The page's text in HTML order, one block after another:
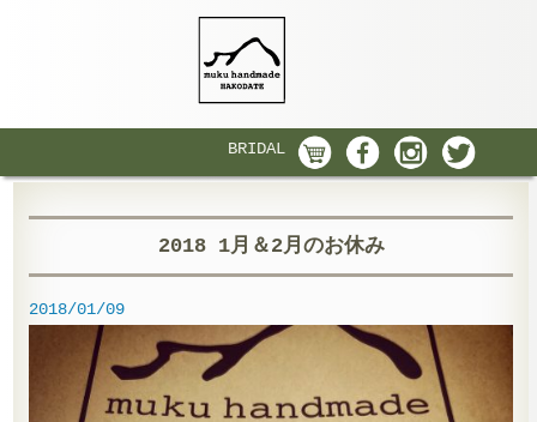
BRIDAL
2018 1月＆2月のお休み
2018/01/09